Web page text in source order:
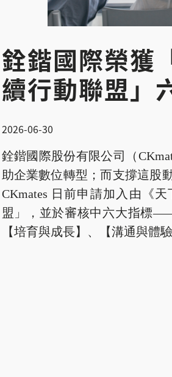
銓鍇國際榮
續行動聯盟」
2026-06-30
銓鍇國際股份有限公司（
助企業數位轉型；而支撐這股
CKmates 日前申請加入由《
盟」，並於審核中六大指標
【培育與成長】、【溝通與